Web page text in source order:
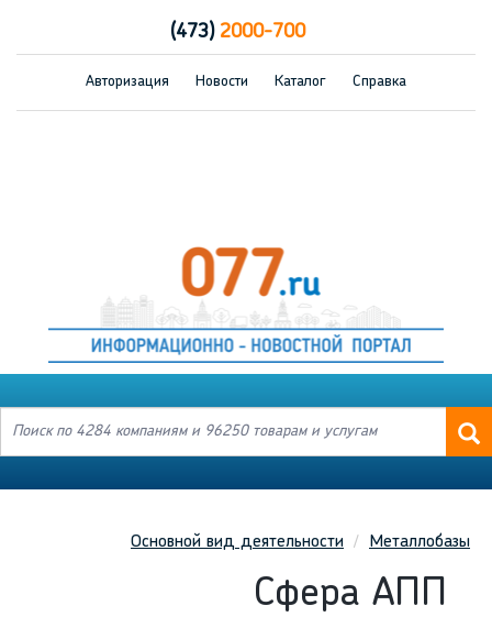
(473)2000-700
Авторизация Новости Каталог Справка
Основной вид деятельности Металлобазы
Сфера АПП